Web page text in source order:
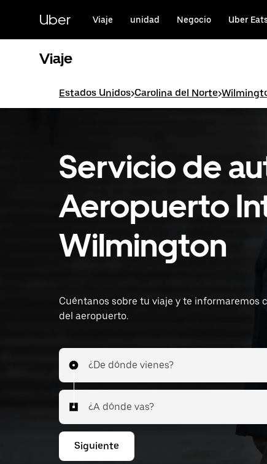
contenido
principal
Uber Viaje unidad Negocio Uber
Viaje
Estados Unidos>Carolina del Norte>
Servicio de
Aeropuerto
Wilmington
Cuéntanos sobre tu viaje y te informaremos
del aeropuerto.
¿De dónde vienes?
¿A dónde vas?
Siguiente